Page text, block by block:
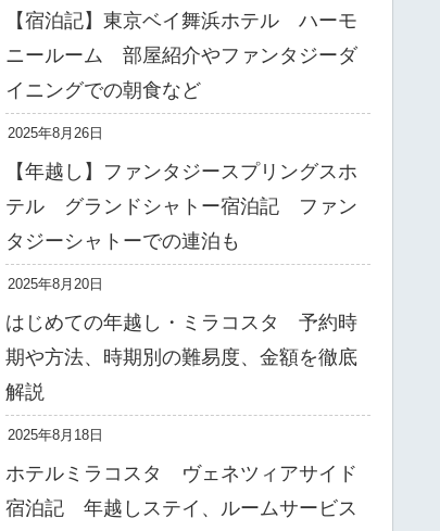
【宿泊記】東京ベイ舞浜ホテル ハーモ
ニールーム 部屋紹介やファンタジーダ
イニングでの朝食など
2025年8月26日
【年越し】ファンタジースプリングスホ
テル グランドシャトー宿泊記 ファン
タジーシャトーでの連泊も
2025年8月20日
はじめての年越し・ミラコスタ 予約時
期や方法、時期別の難易度、金額を徹底
解説
2025年8月18日
ホテルミラコスタ ヴェネツィアサイド
宿泊記 年越しステイ、ルームサービス